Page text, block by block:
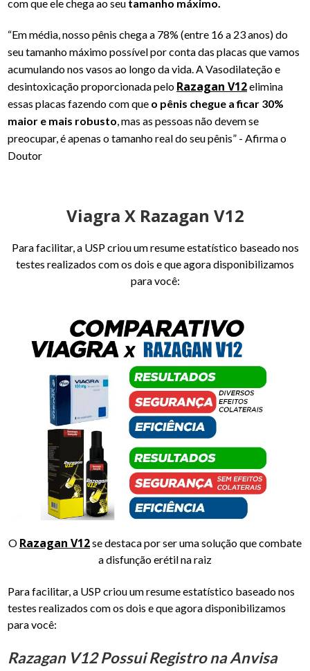
com que ele chega ao seu tamanho máximo.
“Em média, nosso pênis chega a 78% (entre 16 a 23 anos) do
seu tamanho máximo possível por conta das placas que vamos
acumulando nos vasos ao longo da vida. A Vasodilateção e
desintoxicação proporcionada pelo Razagan V12elimina
essas placas fazendo com que o pênis chegue a ficar 30%
maior e mais robusto , mas as pessoas não devem se
preocupar, é apenas o tamanho real do seu pênis” - Afirma o
Doutor
Viagra X Razagan V12
Para facilitar, a USP criou um resume estatístico baseado nos
testes realizados com os dois e que agora disponibilizamos
para você:
O Razagan V12se destaca por ser uma solução que combate
a disfunção erétil na raiz
Para facilitar, a USP criou um resume estatístico baseado nos
testes realizados com os dois e que agora disponibilizamos
para você:
Razagan V12 Possui Registro na Anvisa